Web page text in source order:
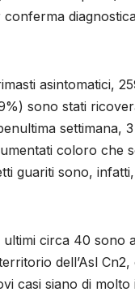
asintomatici,
sono stati
settimana,
coloro che
guariti sono,
circa 40 sono
dell’Asl
casi siano di